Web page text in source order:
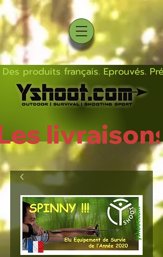
Des produits français. Eprouvés.